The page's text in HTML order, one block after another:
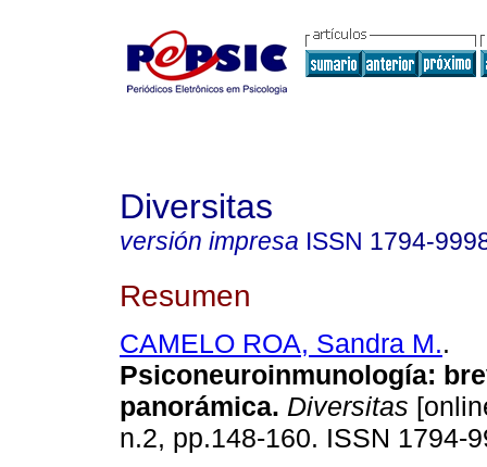
Diversitas
versión impresa ISSN 1794-
Resumen
CAMELO ROA, Sandra M..
Psiconeuroinmunología:
panorámica. Diversitas
n.2, pp.148-160. ISSN 1794-